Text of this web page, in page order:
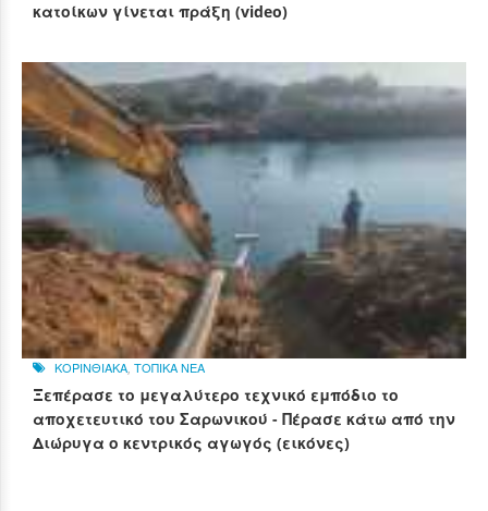
κατοίκων γίνεται πράξη (video)
ΚΟΡΙΝΘΙΑΚΑ, ΤΟΠΙΚΑ ΝΕΑ
Ξεπέρασε το μεγαλύτερο τεχνικό εμπόδιο το
αποχετευτικό του Σαρωνικού - Πέρασε κάτω από την
Διώρυγα ο κεντρικός αγωγός (εικόνες)